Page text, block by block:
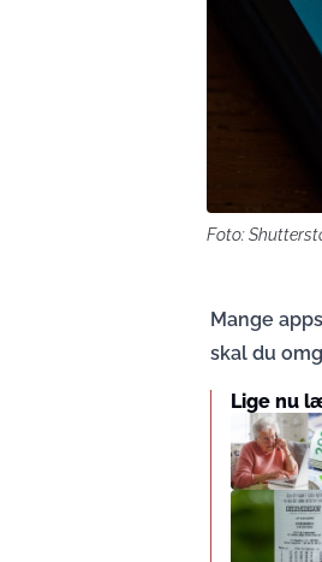
Foto:
Mange
skal du
Lige nu